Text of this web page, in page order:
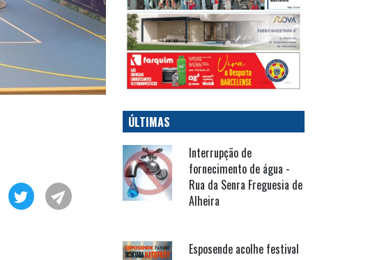
ÚLTIMAS
Interrupção de
fornecimento de água -
Rua da Senra Freguesia de
Alheira
Esposende acolhe festival